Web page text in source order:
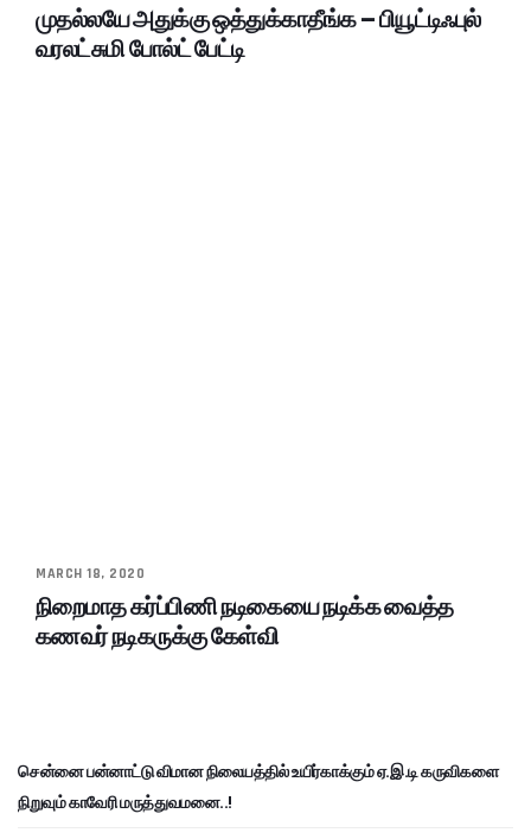
முதல்லயே அதுக்கு ஒத்துக்காதீங்க – பியூட்டிஃபுல்
வரலட்சுமி போல்ட் பேட்டி
MARCH 18, 2020
நிறைமாத கர்ப்பிணி நடிகையை நடிக்க வைத்த
கணவர் நடிகருக்கு கேள்வி
சென்னை பன்னாட்டு விமான நிலையத்தில் உயிர்காக்கும் ஏ.இ.டி கருவிகளை
நிறுவும் காவேரி மருத்துவமனை..!